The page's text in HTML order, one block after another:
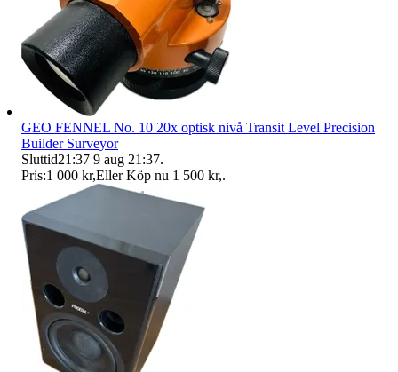
GEO FENNEL No. 10 20x optisk nivå Transit Level Precision
Builder Surveyor
Sluttid21:37 9 aug 21:37.
Pris:1 000 kr,Eller Köp nu 1 500 kr,.